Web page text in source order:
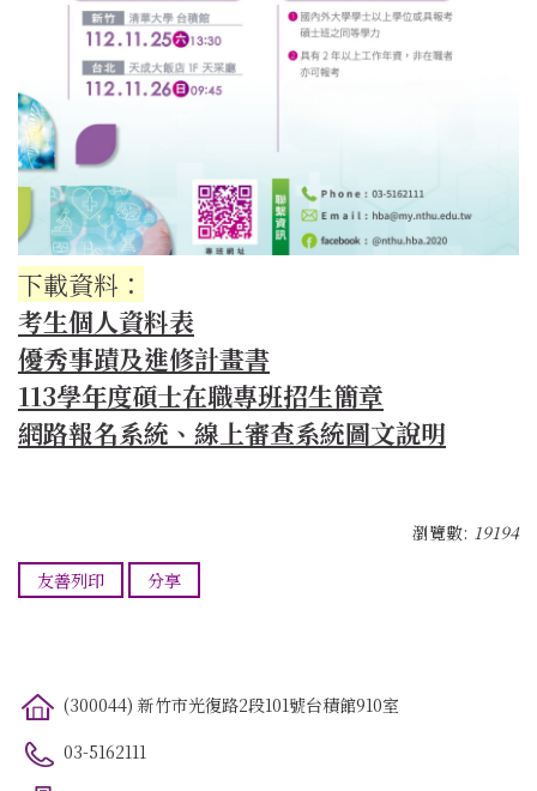
下載資料：
考生個人資料表
優秀事蹟及進修計畫書
113學年度碩士在職專班招生簡章
網路報名系統、線上審查系統圖文說明
瀏覽數: 19194
友善列印
分享
(300044) 新竹市光復路2段101號台積館910室
03-5162111